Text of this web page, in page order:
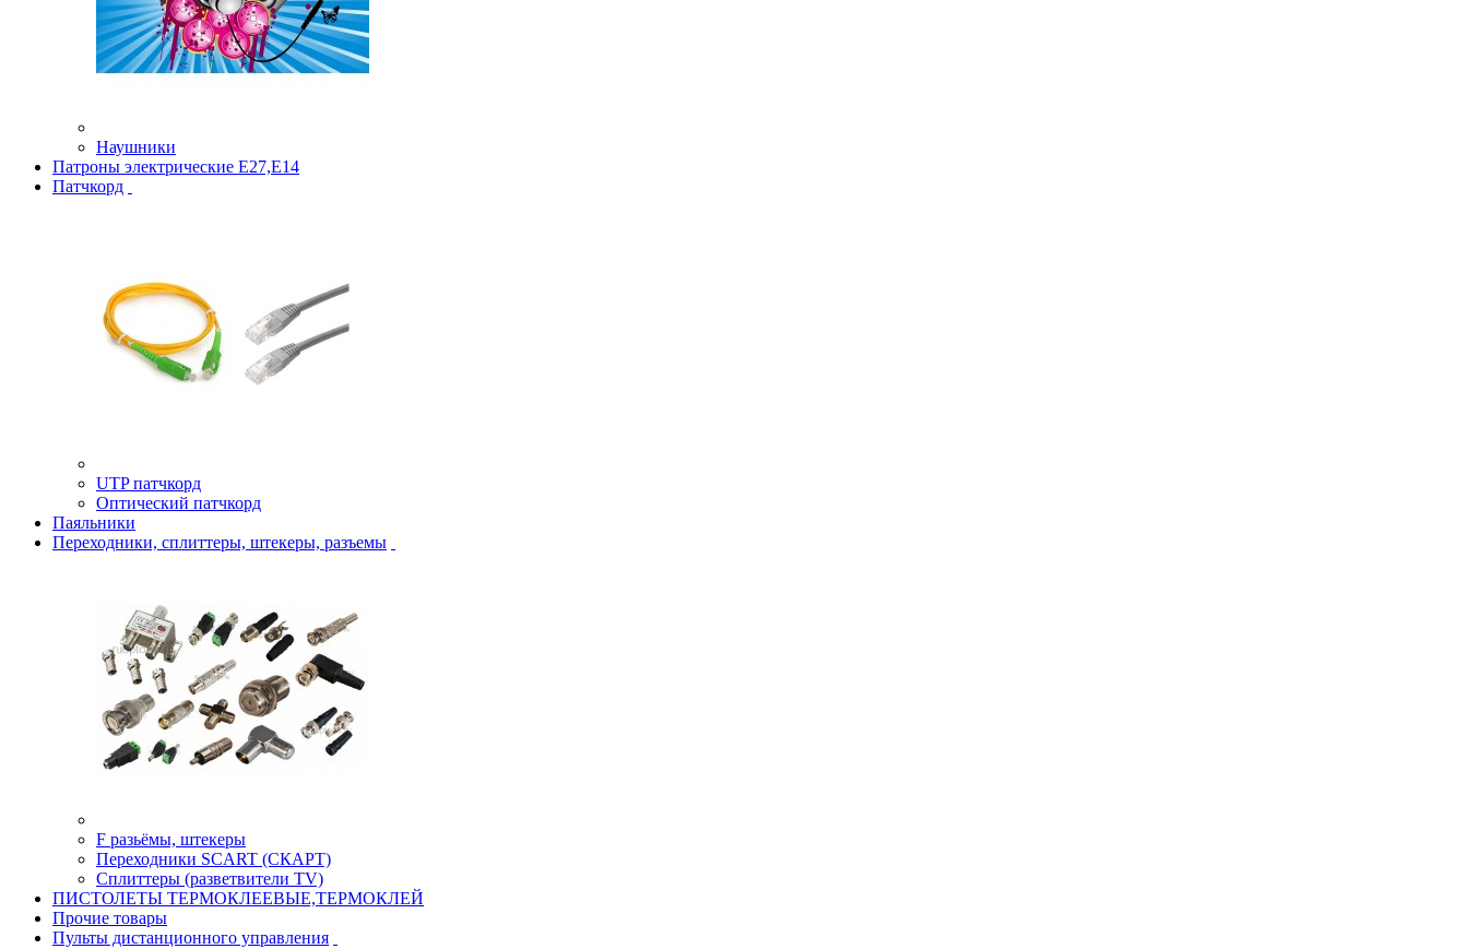
Наушники
Патроны электрические Е27,Е14
Патчкорд
UTP патчкорд
Оптический патчкорд
Паяльники
Переходники, сплиттеры, штекеры, разъемы
F разьёмы, штекеры
Переходники SCART (СКАРТ)
Сплиттеры (разветвители TV)
ПИСТОЛЕТЫ ТЕРМОКЛЕЕВЫЕ,ТЕРМОКЛЕЙ
Прочие товары
Пульты дистанционного управления